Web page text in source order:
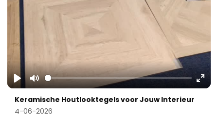
Play Mute
Keramische Houtlooktegels voor Jouw Interieur
4-06-2026